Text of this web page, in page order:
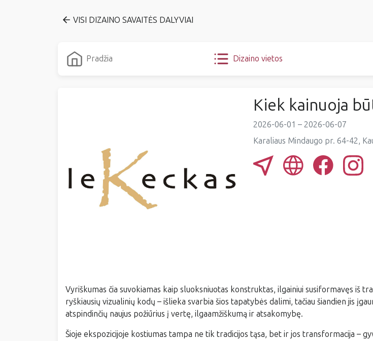
VISI DIZAINO SAVAITĖS DALYVIAI
Pradžia Dizaino vietos
Kiek kainuoja
2026-06-01 – 2026-06-07
Karaliaus Mindaugo pr. 64-42,
Vyriškumas čia suvokiamas kaip sluoksniuotas konstruktas, ilgainiui susiformavęs iš
ryškiausių vizualinių kodų – išlieka svarbia šios tapatybės dalimi, tačiau šiandien jis
atspindinčių naujus požiūrius į vertę, ilgaamžiškumą ir atsakomybę.
Šioje ekspozicijoje kostiumas tampa ne tik tradicijos tąsa, bet ir jos transformacija –